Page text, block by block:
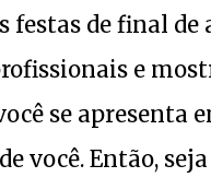
de final
e
se apresenta
você. Então,